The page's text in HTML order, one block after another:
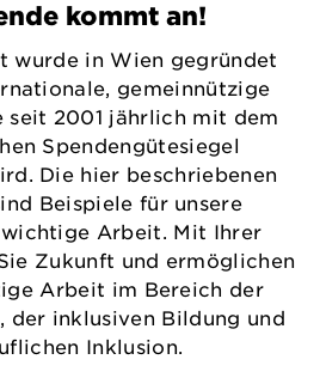
kommt an!
wurde in Wien gegründet
gemeinnützige
seit 2001 jährlich mit dem
Spendengütesiegel
Die hier beschriebenen
Beispiele für unsere
Arbeit. Mit Ihrer
Zukunft und ermöglichen
Arbeit im Bereich der
der inklusiven Bildung und
Inklusion.